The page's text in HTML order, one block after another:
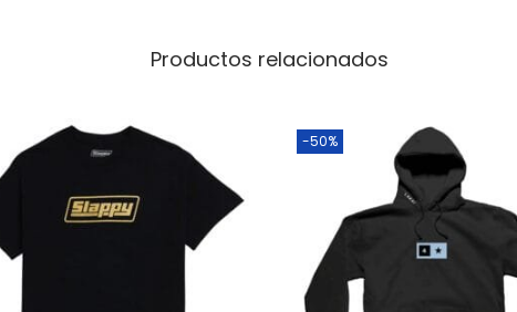
Productos relacionados
-50%